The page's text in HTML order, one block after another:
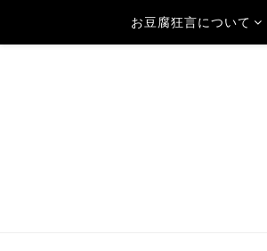
お豆腐狂言について